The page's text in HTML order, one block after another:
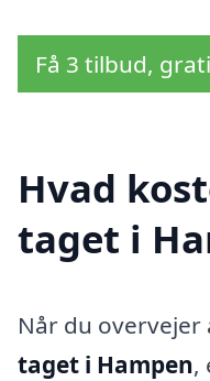
Få 3 tilbud,
Hvad
taget i
Når du overvejer
taget i Hampen,